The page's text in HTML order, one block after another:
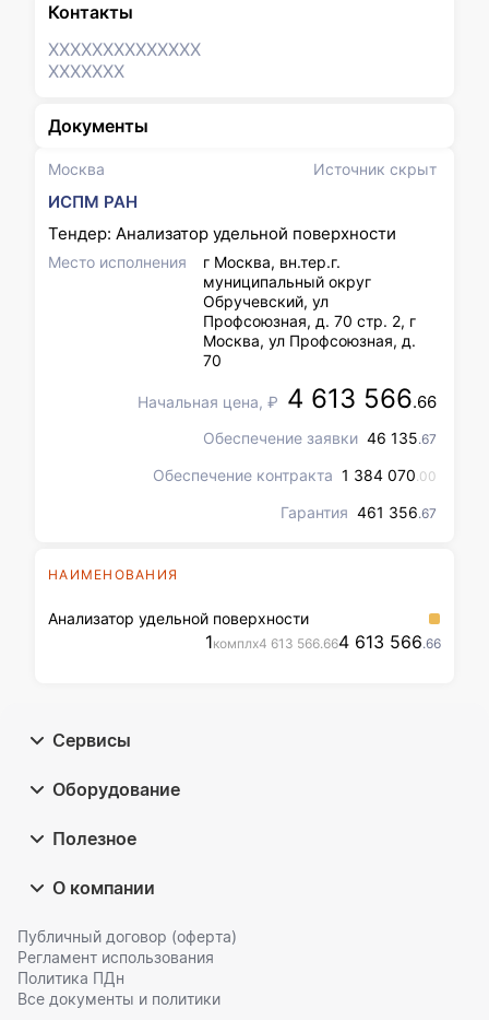
Москва Источник скрыт
ИСПМ РАН
Тендер: Анализатор удельной поверхности
Место исполнения
г Москва, вн.тер.г.
муниципальный округ
Обручевский, ул
Профсоюзная, д. 70 стр. 2, г
Москва, ул Профсоюзная, д.
70
Начальная цена, ₽ 4 613 566.66
Обеспечение заявки 46 135.67
Обеспечение контракта 1 384 070.00
Гарантия 461 356.67
НАИМЕНОВАНИЯ
Анализатор удельной поверхности
1комплx4 613 566.664 613 566.66
Контакты
XXXXXXXXXXXXXX
XXXXXXX
Документы
Сервисы
Оборудование
Полезное
О компании
Публичный договор (оферта)
Регламент использования
Политика ПДн
Все документы и политики